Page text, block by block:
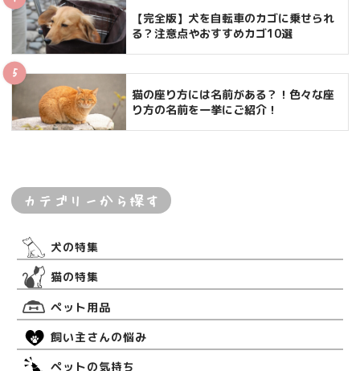
【完全版】犬を自転車のカゴに乗せられ
る？注意点やおすすめカゴ10選
猫の座り方には名前がある？！色々な座
り方の名前を一挙にご紹介！
カテゴリーから探す
犬の特集
猫の特集
ペット用品
飼い主さんの悩み
ペットの気持ち